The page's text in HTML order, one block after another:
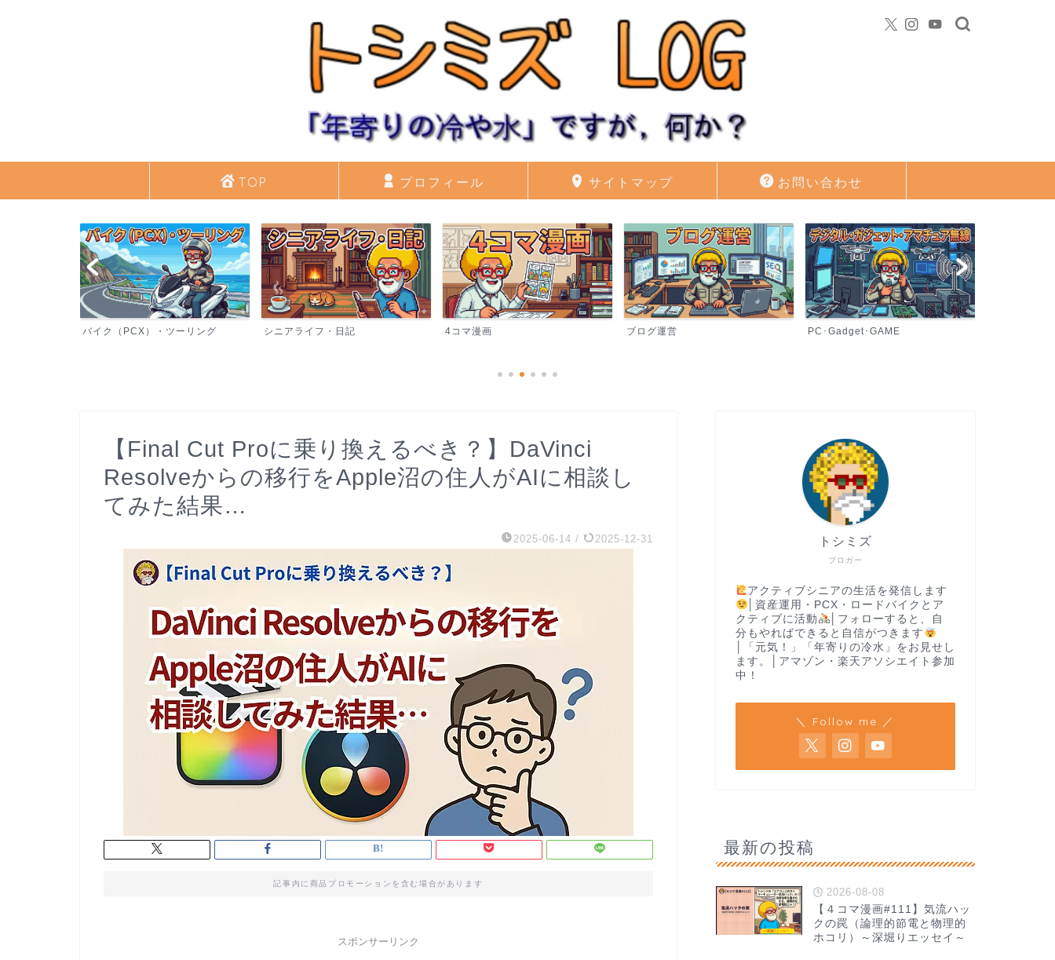
TOP プロフィール サイトマップ お問い合わせ
バイク（PCX）・ツーリング シニアライフ・日記 4コマ漫画 ブログ運営 PC･Gadget･GAME
【Final Cut Proに乗り換えるべき？】DaVinci
Resolveからの移行をApple沼の住人がAIに相談し
てみた結果…
2025-06-14 / 2025-12-31
記事内に商品プロモーションを含む場合があります
スポンサーリンク
ブロガー
トシミズ
アクティブシニアの生活を発信します
│資産運用・PCX・ロードバイクとア
クティブに活動
│フォローすると、自
分もやればできると自信がつきます
│「元気！」「年寄りの冷水」をお見せし
ます。│アマゾン・楽天アソシエイト参加
中！
＼ Follow me ／
最新の投稿
2026-08-08
【４コマ漫画#111】気流ハッ
クの罠（論理的節電と物理的
ホコリ）～深堀りエッセイ～